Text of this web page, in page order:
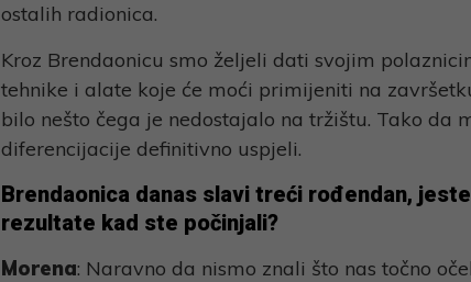
ostalih radionica.
Kroz Brendaonicu smo željeli dati svojim
tehnike i alate koje će moći primijeniti na
bilo nešto čega je nedostajalo na tržištu. Tako da
diferencijacije definitivno uspjeli.
Brendaonica danas slavi treći rođendan,
rezultate kad ste počinjali?
Morena: Naravno da nismo znali što nas točno